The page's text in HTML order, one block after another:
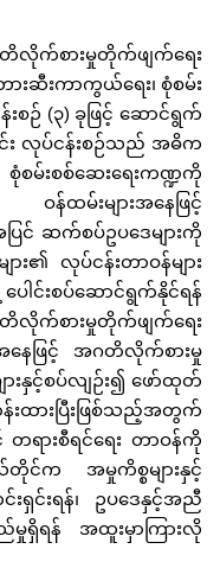
စားမှုတိုက်ဖျက်ရေး
းဆီးကာကွယ်ရေး၊ စုံစမ်း
စဉ် (၃) ခုဖြင့် ဆောင်ရွက်
င်း လုပ်ငန်းစဉ်သည် အဓိက
စမ်းစစ်ဆေးရေးကဏ္ဍကို
မ်းများအနေဖြင့်
င် ဆက်စပ်ဥပဒေများကို
၏ လုပ်ငန်းတာဝန်များ
ါင်းစပ်ဆောင်ရွက်နိုင်ရန်
လိုက်စားမှုတိုက်ဖျက်ရေး
ေဖြင့် အဂတိလိုက်စားမှု
ားနှင့်စပ်လျဉ်း၍ ဖော်ထုတ်
းထားပြီးဖြစ်သည့်အတွက်
တရားစီရင်ရေး တာဝန်ကို
အမှုကိစ္စများနှင့်
ရှင်းရန်၊ ဥပဒေနှင့်အညီ
မှုရှိရန် အထူးမှာကြားလို